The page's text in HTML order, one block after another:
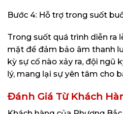
Bước 4: Hỗ trợ trong suốt
Trong suốt quá trình diễn ra
mặt để đảm bảo âm thanh
kỳ sự cố nào xảy ra, đội ngũ
lý, mang lại sự yên tâm cho
Đánh Giá Từ Khách